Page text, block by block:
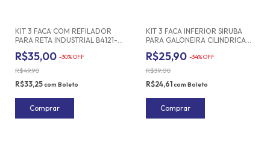
KIT 3 FACA COM REFILADOR
PARA RETA INDUSTRIAL B4121-
R$35,00 -30%OFF
R$49,90
R$33,25com Boleto
KIT 3 FACA INFERIOR SIRUBA
PARA GALONEIRA CILINDRICA
LINHA
R$25,90 -34%OFF
R$39,00
R$24,61com Boleto